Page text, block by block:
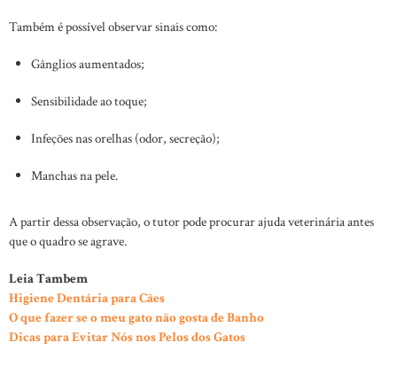
Também é possível observar sinais como:
Gânglios aumentados;
Sensibilidade ao toque;
Infeções nas orelhas (odor, secreção);
Manchas na pele.
A partir dessa observação, o tutor pode procurar ajuda veterinária antes
que o quadro se agrave.
Leia Tambem
Higiene Dentária para Cães
O que fazer se o meu gato não gosta de Banho
Dicas para Evitar Nós nos Pelos dos Gatos